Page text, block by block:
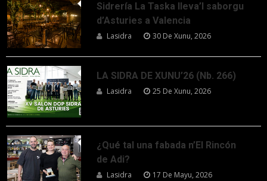
Sidrería La Taska lleva’l saborgu
d’Asturies a Valencia
Lasidra 30 De Xunu, 2026
LA SIDRA DE XUNU’26 (Nb. 266)
Lasidra 25 De Xunu, 2026
¿Qué tal una fabada n’El Rincón
de Adi?
Lasidra 17 De Mayu, 2026